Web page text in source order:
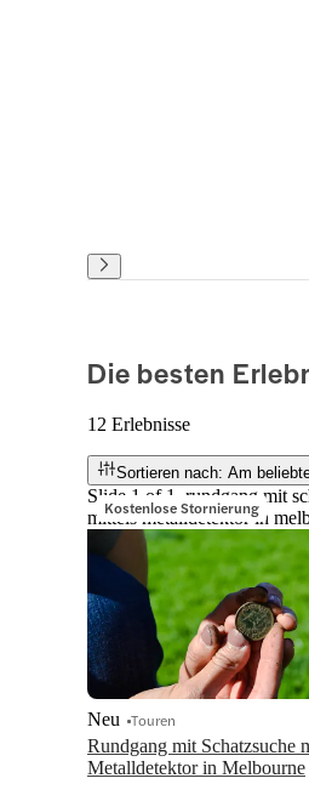
Die besten
12 Erlebnisse
Sortieren nach: Am
Kostenlose Stornierung
Slide 1 of 1, rundgang mit
mittels metalldetektor in
Rundgang mit Schatzsuche
Metalldetektor in Melbourne
Neu Touren